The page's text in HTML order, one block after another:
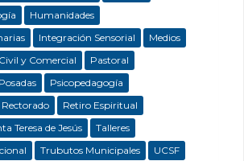
Humanidades
Integración Sensorial
Medios
y Comercial
Pastoral
Posadas
Psicopedagogía
Rectorado
Retiro Espiritual
Teresa de Jesús
Talleres
Trubutos Municipales UCSF